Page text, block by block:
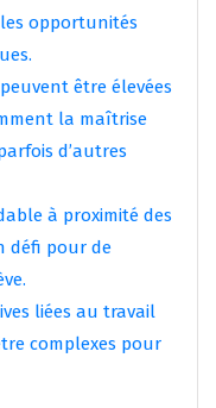
opportunités
être élevées
la maîtrise
d’autres
à proximité des
défi pour de
liées au travail
complexes pour